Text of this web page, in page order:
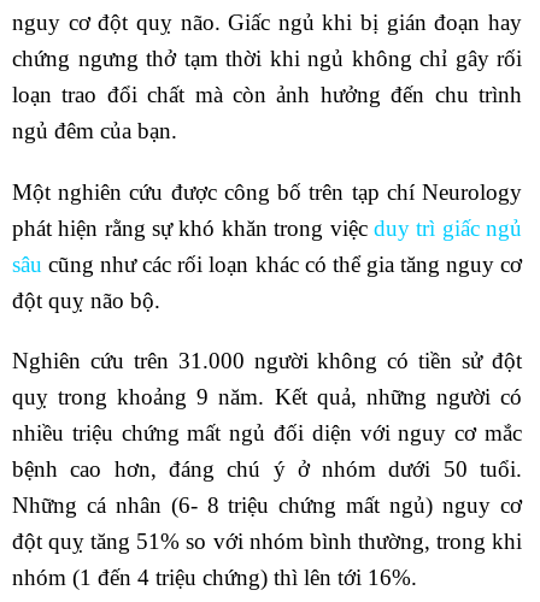
nguy cơ đột quỵ não. Giấc ngủ khi bị gián đoạn hay
chứng ngưng thở tạm thời khi ngủ không chỉ gây rối
loạn trao đổi chất mà còn ảnh hưởng đến chu trình
ngủ đêm của bạn.
Một nghiên cứu được công bố trên tạp chí Neurology
phát hiện rằng sự khó khăn trong việc duy trì giấc ngủ
sâu cũng như các rối loạn khác có thể gia tăng nguy cơ
đột quỵ não bộ.
Nghiên cứu trên 31.000 người không có tiền sử đột
quỵ trong khoảng 9 năm. Kết quả, những người có
nhiều triệu chứng mất ngủ đối diện với nguy cơ mắc
bệnh cao hơn, đáng chú ý ở nhóm dưới 50 tuổi.
Những cá nhân (6- 8 triệu chứng mất ngủ) nguy cơ
đột quỵ tăng 51% so với nhóm bình thường, trong khi
nhóm (1 đến 4 triệu chứng) thì lên tới 16%.